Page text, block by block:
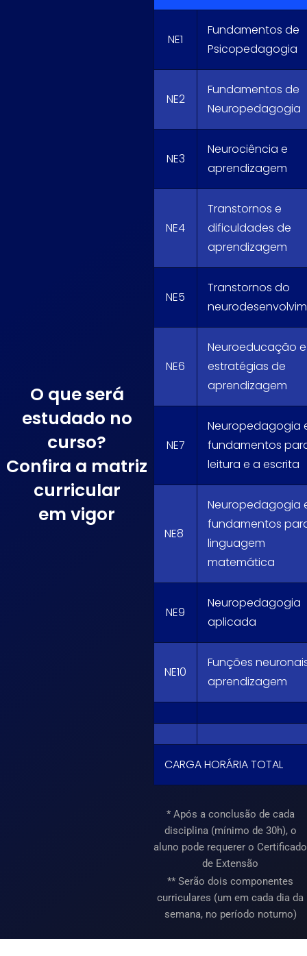
O que será
estudado no
curso?
Confira a matriz
curricular
em vigor
NE1
Fundamentos de
Psicopedagogia
NE2
Fundamentos de
Neuropedagogia
NE3
Neurociência e
aprendizagem
NE4
Transtornos e
dificuldades de
aprendizagem
NE5
Transtornos do
NE6
Neuroeducação e
estratégias de
aprendizagem
NE7
Neuropedagogia
fundamentos
leitura e a escrita
NE8
Neuropedagogia
fundamentos
linguagem
matemática
NE9
Neuropedagogia
aplicada
NE10
Funções
aprendizagem
CARGA HORÁRIA TOTAL
* Após a conclusão de cada
disciplina (mínimo de 30h), o
aluno pode requerer o Certificado
de Extensão
** Serão dois componentes
curriculares (um em cada dia da
semana, no período noturno)